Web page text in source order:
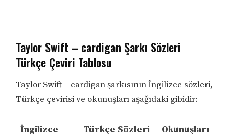
Taylor Swift – cardigan Şarkı Sözleri
Türkçe Çeviri Tablosu
Taylor Swift – cardigan şarkısının İngilizce sözleri,
Türkçe çevirisi ve okunuşları aşağıdaki gibidir:
İngilizce
Türkçe Sözleri Okunuşları